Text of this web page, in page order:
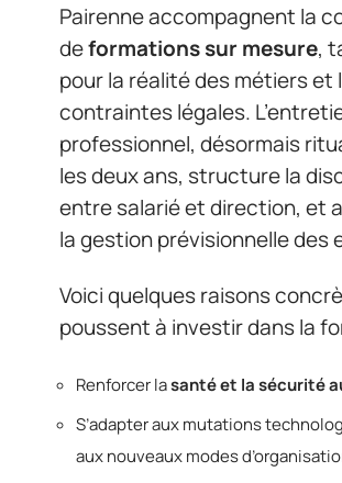
Pairenne accompagnent la
deformations sur mesure,
pour la réalité des métiers et
contraintes légales.
professionnel, désormais
les deux ans, structure la
entre salarié et direction, et
la gestion prévisionnelle des
Voici quelques raisons
poussent à investir dans la
Renforcer lasanté et la sécurité
S’adapter aux mutations
aux nouveaux modes